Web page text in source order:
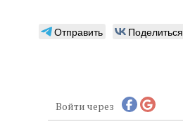
Отправить Поделиться
Войти через